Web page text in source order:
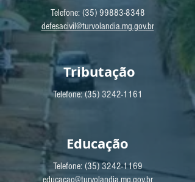
Telefone: (35) 99883-8348
defesacivil@turvolandia.mg.gov.br
Tributação
Telefone:(35) 3242-1161
Educação
Telefone: (35) 3242-1169
educacao@turvolandia.mg.gov.br